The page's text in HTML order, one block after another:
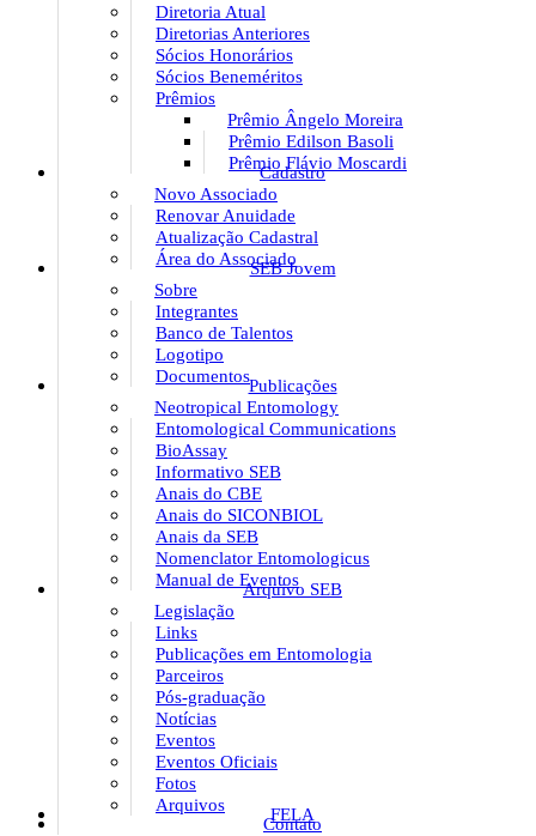
Diretoria Atual
Diretorias Anteriores
Sócios Honorários
Sócios Beneméritos
Prêmios
Prêmio Ângelo Moreira
Prêmio Edilson Basoli
Prêmio Flávio Moscardi
Cadastro
Novo Associado
Renovar Anuidade
Atualização Cadastral
Área do Associado
SEB Jovem
Sobre
Integrantes
Banco de Talentos
Logotipo
DocumentosPublicações
Neotropical Entomology
Entomological Communications
BioAssay
Informativo SEB
Anais do CBE
Anais do SICONBIOL
Anais da SEB
Nomenclator Entomologicus
Manual de Eventos
Arquivo SEB
Legislação
Links
Publicações em Entomologia
Parceiros
Pós-graduação
Notícias
Eventos
Eventos Oficiais
Fotos
Arquivos
FELA
Contato